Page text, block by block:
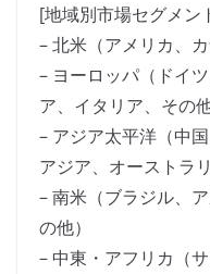
[地域別市場セグメン
– 北米（アメリカ、
– ヨーロッパ（ドイ
ア、イタリア、その他
– アジア太平洋（中
アジア、オーストラリ
– 南米（ブラジル、
の他）
– 中東・アフリカ（